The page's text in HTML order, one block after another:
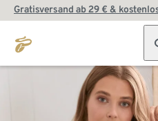
Gratisversand ab 29 € &